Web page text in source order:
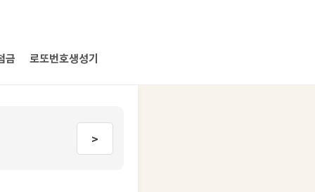
금 로또번호생성기
>